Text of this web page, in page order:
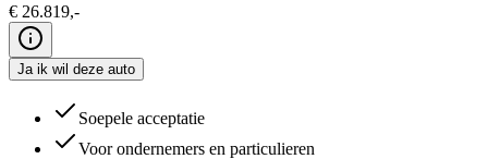
€ 26.819,-
Ja ik wil deze auto
Soepele acceptatie
Voor ondernemers en particulieren